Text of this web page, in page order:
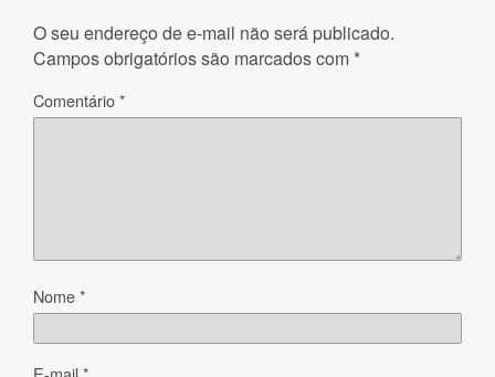
O seu endereço de e-mail não será publicado.
Campos obrigatórios são marcados com *
Comentário*
Nome*